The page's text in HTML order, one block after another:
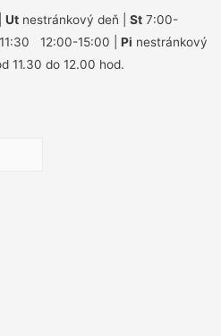
Ut nestránkový deň | St 7:00-
12:00-15:00 | Pi nestránkový
11.30 do 12.00 hod.